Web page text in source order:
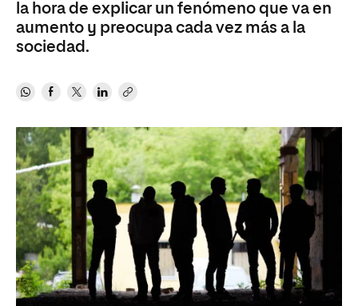
la hora de explicar un fenómeno que va en
aumento y preocupa cada vez más a la
sociedad.